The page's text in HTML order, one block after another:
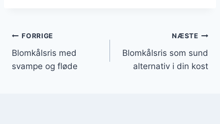
Indlægsnavigation
FORRIGE
Blomkålsris med
svampe og fløde
NÆSTE
Blomkålsris som sund
alternativ i din kost